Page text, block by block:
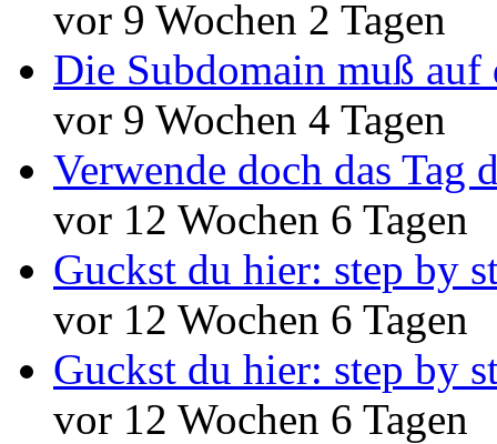
vor 9 Wochen 2 Tagen
Die Subdomain muß auf
vor 9 Wochen 4 Tagen
Verwende doch das Tag
vor 12 Wochen 6 Tagen
Guckst du hier: step by
vor 12 Wochen 6 Tagen
Guckst du hier: step by
vor 12 Wochen 6 Tagen